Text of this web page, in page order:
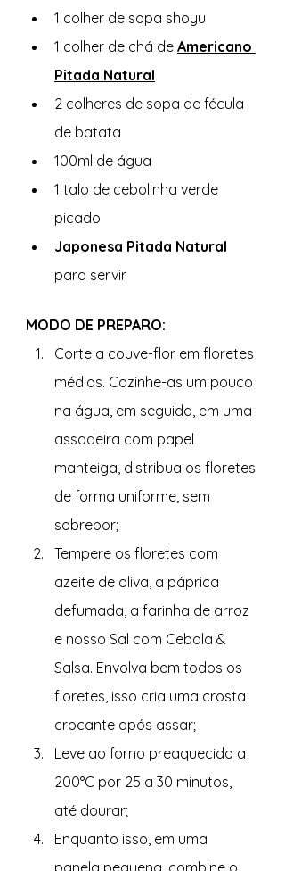
1 colher de sopa shoyu
1 colher de chá de Americano
Pitada Natural
2 colheres de sopa de fécula
de batata
100ml de água
1 talo de cebolinha verde
picado
Japonesa Pitada Natural
para servir
MODO DE PREPARO:
Corte a couve-flor em floretes
médios. Cozinhe-as um pouco
na água, em seguida, em uma
assadeira com papel
manteiga, distribua os floretes
de forma uniforme, sem
sobrepor;
Tempere os floretes com
azeite de oliva, a páprica
defumada, a farinha de arroz
e nosso Sal com Cebola &
Salsa. Envolva bem todos os
floretes, isso cria uma crosta
crocante após assar;
Leve ao forno preaquecido a
200°C por 25 a 30 minutos,
até dourar;
Enquanto isso, em uma
panela pequena, combine o